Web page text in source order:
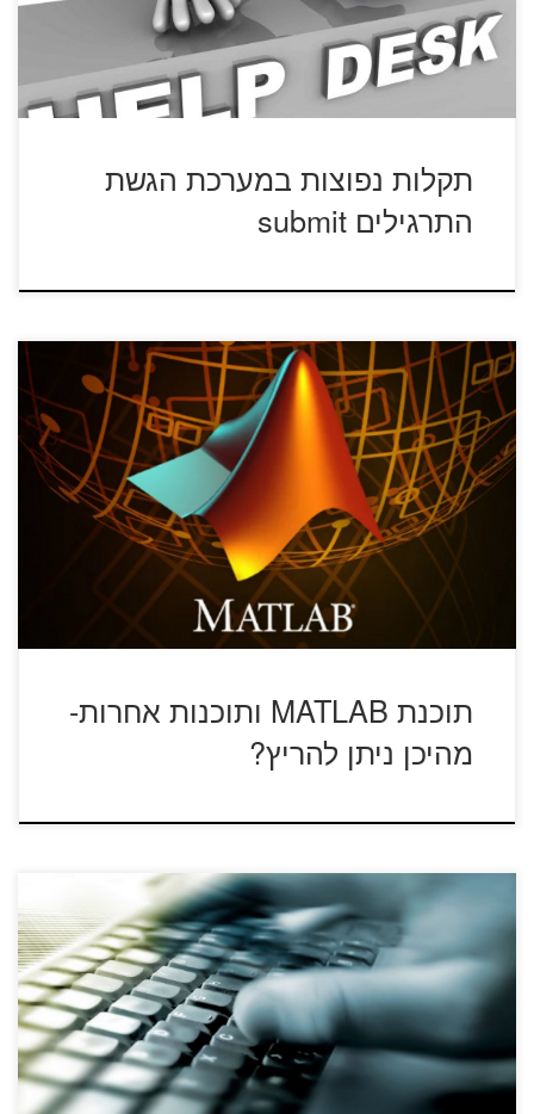
תקלות נפוצות במערכת הגשת
התרגילים submit
תוכנת MATLAB (וגם MAPLE ותוכנות נוספות) מותקנות ע"ג
שרתי המחלקות.ניתן להריץ ע"י חיבור […]
תוכנת MATLAB ותוכנות אחרות-
מהיכן ניתן להריץ?
ראשית, בדוק שאכן אתה בודק את הדואר בשרת הנכון (וגם
בתיבת הספאם, תתפלאו, […]